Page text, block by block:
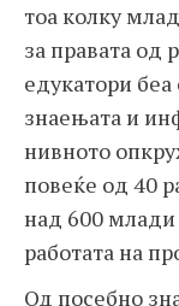
тоа колку
за правата од
едукатори
знаењата и
нивното
повеќе од 40
над 600
работата на
Од посебно